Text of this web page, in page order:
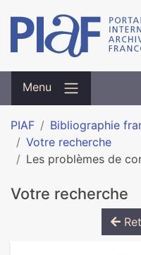
Menu
PIAF
Bibliographie
Votre recherche
Les problèmes de
Votre recherche